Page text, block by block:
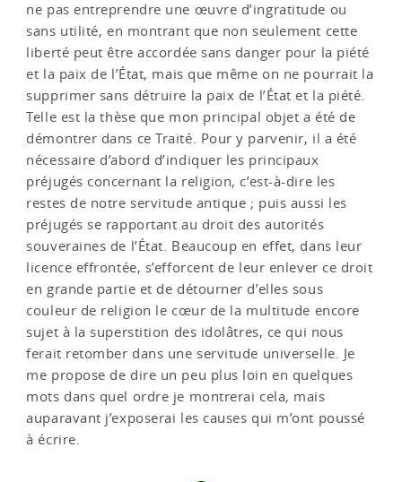
ne pas entreprendre une œuvre d’ingratitude ou
sans utilité, en montrant que non seulement cette
liberté peut être accordée sans danger pour la piété
et la paix de l’État, mais que même on ne pourrait la
supprimer sans détruire la paix de l’État et la piété.
Telle est la thèse que mon principal objet a été de
démontrer dans ce Traité. Pour y parvenir, il a été
nécessaire d’abord d’indiquer les principaux
préjugés concernant la religion, c’est-à-dire les
restes de notre servitude antique ; puis aussi les
préjugés se rapportant au droit des autorités
souveraines de l’État. Beaucoup en effet, dans leur
licence effrontée, s’efforcent de leur enlever ce droit
en grande partie et de détourner d’elles sous
couleur de religion le cœur de la multitude encore
sujet à la superstition des idolâtres, ce qui nous
ferait retomber dans une servitude universelle. Je
me propose de dire un peu plus loin en quelques
mots dans quel ordre je montrerai cela, mais
auparavant j’exposerai les causes qui m’ont poussé
à écrire.